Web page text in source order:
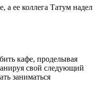
а ее коллега Татум надел
кафе, проделывая
свой следующий
заниматься